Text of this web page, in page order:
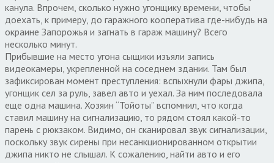
канула. Впрочем, сколько нужно угонщику времени, чтобы
доехать, к примеру, до гаражного кооператива где-нибудь на
окраине Запорожья и загнать в гараж машину? Всего
несколько минут.
Прибывшие на место угона сыщики изъяли запись
видеокамеры, укрепленной на соседнем здании. Там был
зафиксирован момент преступления: вспыхнули фары джипа,
угонщик сел за руль, завел авто и уехал. За ним последовала
еще одна машина. Хозяин “Тойоты” вспомнил, что когда
ставил машину на сигнализацию, то рядом стоял какой-то
парень с рюкзаком. Видимо, он сканировал звук сигнализации,
поскольку звук сирены при несанкционированном открытии
джипа никто не слышал. К сожалению, найти авто и его